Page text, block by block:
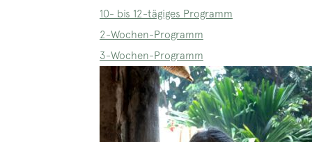
10- bis 12-tägiges Programm
2-Wochen-Programm
3-Wochen-Programm